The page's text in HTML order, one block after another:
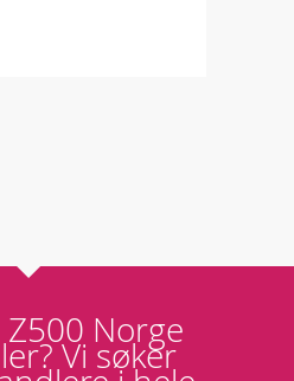
Z500 Norge
Vi søker